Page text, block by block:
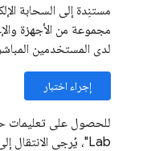
مستنِدة إلى السحابة
مجموعة من الأجهزة
لدى المستخدمين
إجراء اختبار
للحصول على تعليمات
Lab"، يُرجى الانتقال